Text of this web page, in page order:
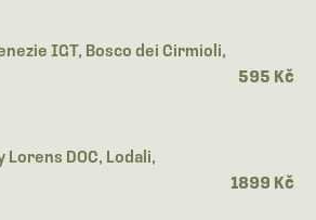
IGT, Bosco dei Cirmioli,
595 Kč
DOC, Lodali,
1899 Kč